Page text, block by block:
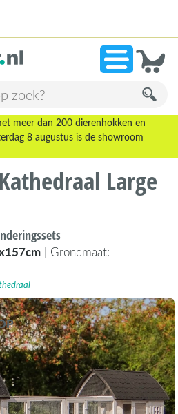
beoordelingen!
meer dan 200 dierenhokken en
8 augustus is de showroom
Large
| Grondmaat: